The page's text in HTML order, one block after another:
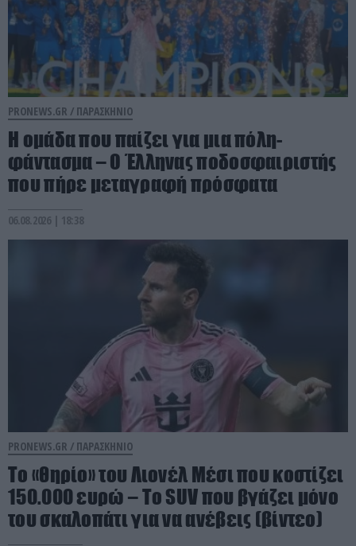
PRONEWS.GR / ΠΑΡΑΣΚΗΝΙΟ
Η ομάδα που παίζει για μια πόλη-
φάντασμα – Ο Έλληνας ποδοσφαιριστής
που πήρε μεταγραφή πρόσφατα
06.08.2026 | 18:38
PRONEWS.GR / ΠΑΡΑΣΚΗΝΙΟ
Το «θηρίο» του Λιονέλ Μέσι που κοστίζει
150.000 ευρώ – Το SUV που βγάζει μόνο
του σκαλοπάτι για να ανέβεις (βίντεο)